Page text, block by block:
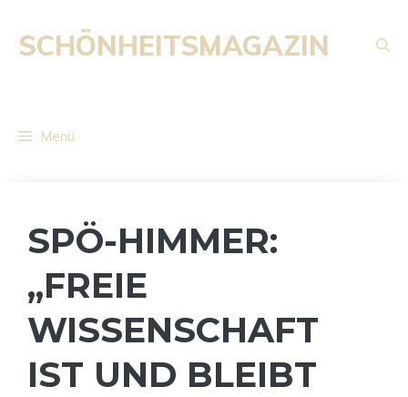
Inhalt
springen
SCHÖNHEITSMAGAZIN
Menü
SPÖ-HIMMER:
„FREIE
WISSENSCHAFT
IST UND BLEIBT